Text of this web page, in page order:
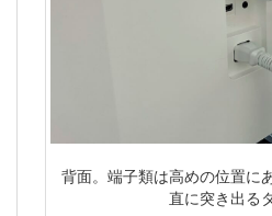
背面。端子類は高めの位置に
直に突き出る